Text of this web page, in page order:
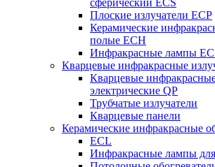
сферический ECS
Плоские излучатели ECP
Керамические
полые ECH
Инфракрасные лампы
Кварцевые инфракрасные
Кварцевые
электрические QP
Трубчатые излучатели
Кварцевые панели
Керамические инфракрасные
ECL
Инфракрасные лампы для